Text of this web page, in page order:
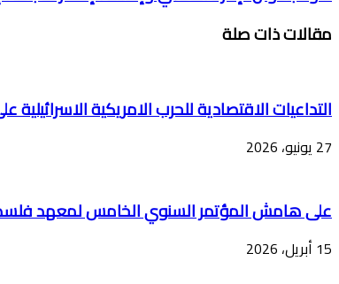
مقالات ذات صلة
التداعيات الاقتصادية للحرب الامريكية الاسرائيلية
27 يونيو، 2026
على هامش المؤتمر السنوي الخامس لمعهد فلسطين لأبحاث الأمن القومي “فلسطين 2026… إلى
15 أبريل، 2026